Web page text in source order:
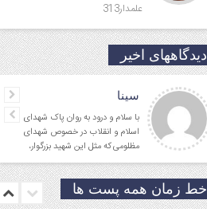
علمدار313
دیدگاههای اخیر
جمالی نسب
موفق باشید و تندرست
خط زمان همه پست ها